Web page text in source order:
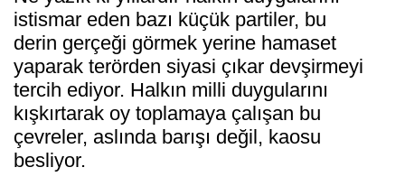
istismar eden bazı küçük partiler, bu
derin gerçeği görmek yerine hamaset
yaparak terörden siyasi çıkar devşirmeyi
tercih ediyor. Halkın milli duygularını
kışkırtarak oy toplamaya çalışan bu
çevreler, aslında barışı değil, kaosu
besliyor.